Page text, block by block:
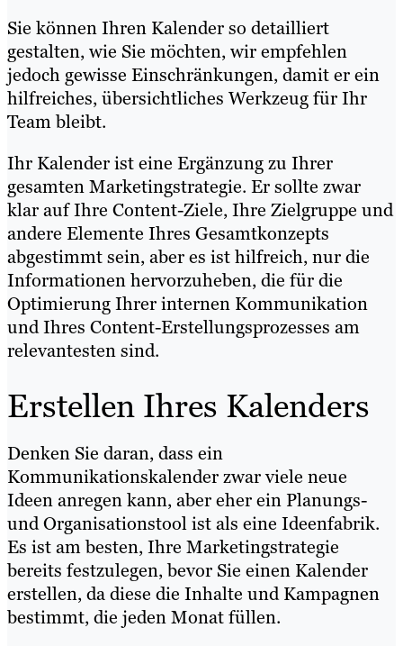
Sie können Ihren Kalender so detailliert
gestalten, wie Sie möchten, wir empfehlen
jedoch gewisse Einschränkungen, damit er ein
hilfreiches, übersichtliches Werkzeug für Ihr
Team bleibt.
Ihr Kalender ist eine Ergänzung zu Ihrer
gesamten Marketingstrategie. Er sollte zwar
klar auf Ihre Content-Ziele, Ihre Zielgruppe und
andere Elemente Ihres Gesamtkonzepts
abgestimmt sein, aber es ist hilfreich, nur die
Informationen hervorzuheben, die für die
Optimierung Ihrer internen Kommunikation
und Ihres Content-Erstellungsprozesses am
relevantesten sind.
Erstellen Ihres Kalenders
Denken Sie daran, dass ein
Kommunikationskalender zwar viele neue
Ideen anregen kann, aber eher ein Planungs-
und Organisationstool ist als eine Ideenfabrik.
Es ist am besten, Ihre Marketingstrategie
bereits festzulegen, bevor Sie einen Kalender
erstellen, da diese die Inhalte und Kampagnen
bestimmt, die jeden Monat füllen.